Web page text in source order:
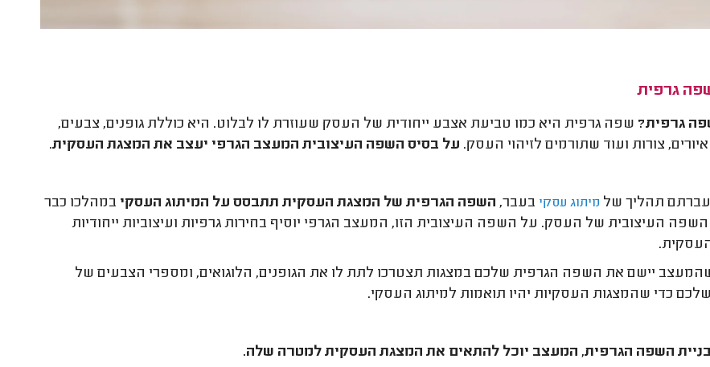
גרפית
גרפית? שפה גרפית היא כמו טביעת אצבע ייחודית של העסק שעוזרת לו לבלוט. היא כוללת גופנים, צבעים,
צורות ועוד שתורמים לזיהוי העסק. על בסיס השפה העיצובית המעצב הגרפי יעצב את המצגת העסקית.
תהליך של מיתוג עסקי בעבר, השפה הגרפית של המצגת העסקית תתבסס על המיתוג העסקי במהלכו כבר
השפה העיצובית של העסק. על השפה העיצובית הזו, המעצב הגרפי יוסיף בחירות גרפיות ועיצוביות ייחודיות
יישם את השפה הגרפית שלכם במצגות תצטרכו לתת לו את הגופנים, הלוגואים, ומספרי הצבעים של
כדי שהמצגות העסקיות יהיו תואמות למיתוג העסקי.
השפה הגרפית, המעצב יוכל להתאים את המצגת העסקית למטרה שלה.